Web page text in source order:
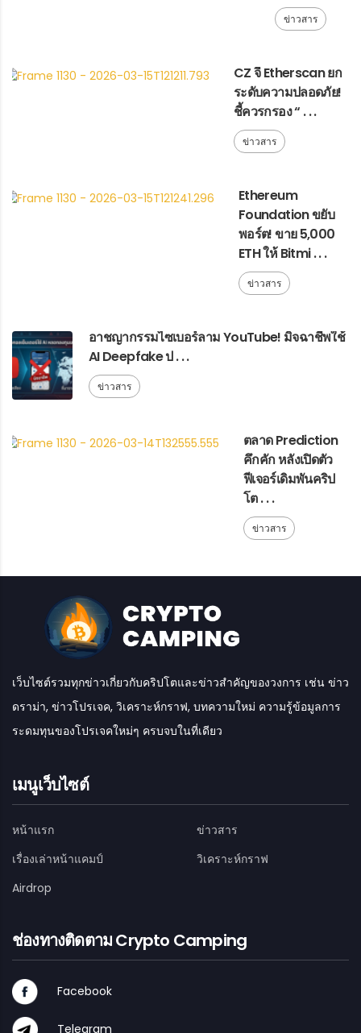
ข่าวสาร
CZ จี้ Etherscan ยก
ระดับความปลอดภัย!
ชี้ควรกรอง “ . . .
ข่าวสาร
Ethereum
Foundation ขยับ
พอร์ต! ขาย 5,000
ETH ให้ Bitmi . . .
ข่าวสาร
อาชญากรรมไซเบอร์ลาม YouTube! มิจฉาชีพใช้
AI Deepfake ป . . .
ข่าวสาร
ตลาด Prediction
คึกคัก หลังเปิดตัว
ฟีเจอร์เดิมพันคริป
โต . . .
ข่าวสาร
เว็บไซต์รวมทุกข่าวเกี่ยวกับคริปโตและข่าวสำคัญของวงการ เช่น ข่าว
ดราม่า, ข่าวโปรเจค, วิเคราะห์กราฟ, บทความใหม่ ความรู้ข้อมูลการ
ระดมทุนของโปรเจคใหม่ๆ ครบจบในที่เดียว
เมนูเว็บไซต์
หน้าแรก
ข่าวสาร
เรื่องเล่าหน้าแคมป์
วิเคราะห์กราฟ
Airdrop
ช่องทางติดตาม Crypto Camping
Facebook
Telegram